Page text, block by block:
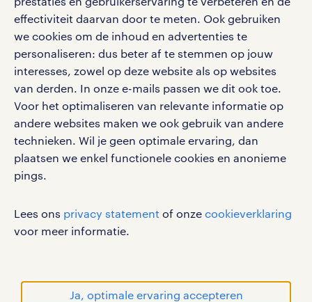
effectiviteit daarvan door te meten. Ook gebruiken
we cookies om de inhoud en advertenties te
personaliseren: dus beter af te stemmen op jouw
interesses, zowel op deze website als op websites
van derden. In onze e-mails passen we dit ook toe.
Voor het optimaliseren van relevante informatie op
andere websites maken we ook gebruik van andere
technieken. Wil je geen optimale ervaring, dan
plaatsen we enkel functionele cookies en anonieme
pings.
Lees ons privacy statement of onze cookieverklaring
voor meer informatie.
Ja, optimale ervaring accepteren
Volg ons voor de leukste content omtrent
vacatures, solliciteren en inspiratie.
werken bij randstad
gebruikersvoorwaarden
privacystatement
cookies
handelsmerken van Randstad N.V.